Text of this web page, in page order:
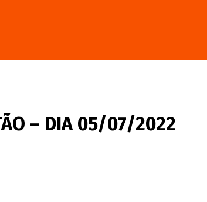
– DIA 05/07/2022